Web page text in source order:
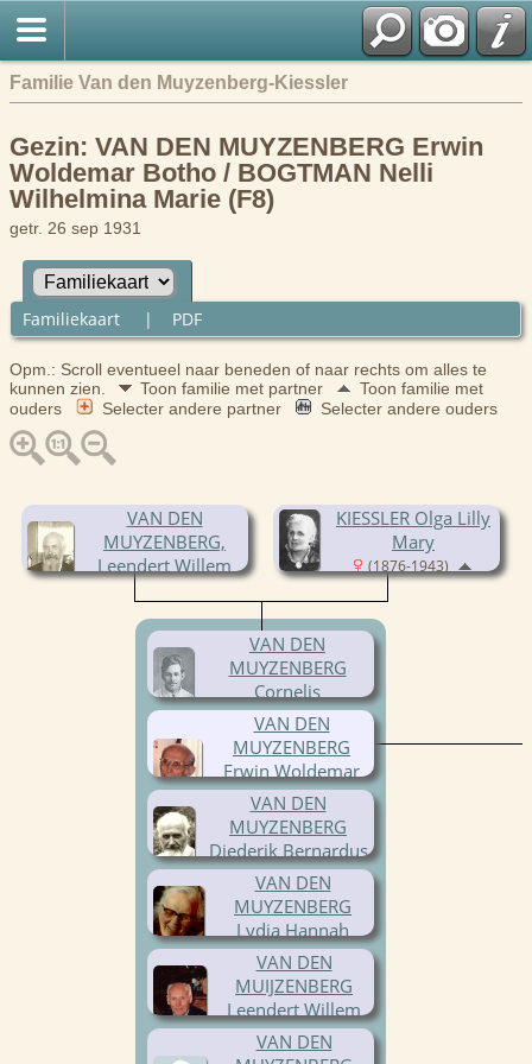
Familie Van den Muyzenberg-Kiessler
Gezin: VAN DEN MUYZENBERG Erwin
Woldemar Botho / BOGTMAN Nelli
Wilhelmina Marie (F8)
getr. 26 sep 1931
Familiekaart | PDF
Opm.: Scroll eventueel naar beneden of naar rechts om alles te
kunnen zien.
Toon familie met partner
Toon familie met
ouders
Selecter andere partner Selecter andere ouders
VAN DEN
MUYZENBERG,
Leendert Willem
KIESSLER Olga Lilly
Mary
(1876-1943)
VAN DEN
MUYZENBERG
Cornelis
(1899-1931)
VAN DEN
MUYZENBERG
Diederik Bernardus
(1903-1986)
VAN DEN
MUYZENBERG
Lydia Hannah
(1904-1977)
VAN DEN
MUIJZENBERG
Leendert Willem
(1905-1987)
VAN DEN
VAN DEN
MUYZENBERG
Erwin Woldemar
Botho
(1901-1995)